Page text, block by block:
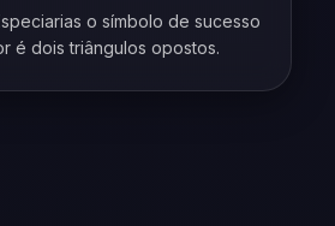
o símbolo de sucesso
é dois triângulos opostos.